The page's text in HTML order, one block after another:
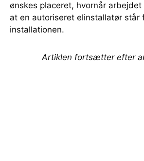
ønskes placeret, hvornår
at en autoriseret elinstallatør står
installationen.
Artiklen fortsætter efter